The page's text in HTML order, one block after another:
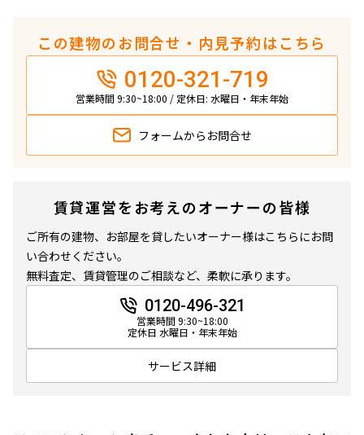
この建物のお問合せ・内見予約はこちら
0120-321-719
営業時間 9:30~18:00 / 定休日: 水曜日・年末年始
フォームから お問合せ
賃貸運営をお考えのオーナーの皆様
ご所有の建物、お部屋を貸したいオーナー様はこちらにお問
い合わせください。
無料査定、賃貸管理のご相談など、柔軟に承ります。
0120-496-321
営業時間 9:30~18:00
定休日 水曜日・年末年始
サービス詳細